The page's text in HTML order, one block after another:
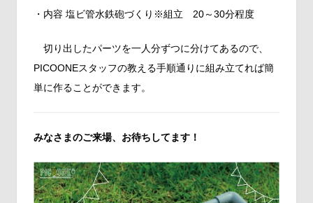
・内容 塩ビ管水鉄砲づくり※組立 20～30分程度
切り出したパーツを一人分ずつに分けてあるので、
PICOONEスタッフの教える手順通りに組み立てれば簡
単に作ることができます。
みなさまのご来場、お待ちしてます！